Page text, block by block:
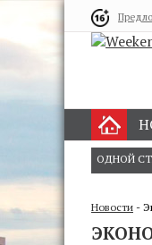
ОДНОЙ
Новости -